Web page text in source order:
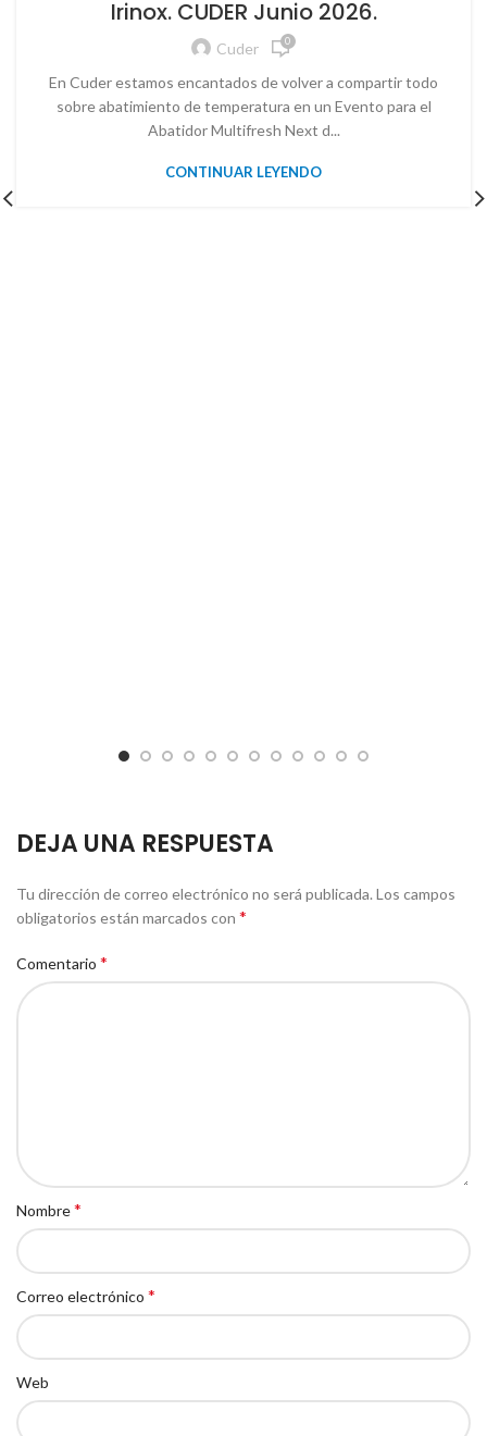
Irinox. CUDER Junio 2026.
Cuder 0
En Cuder estamos encantados de volver a compartir todo
sobre abatimiento de temperatura en un Evento para el
Abatidor Multifresh Next d...
CONTINUAR LEYENDO
DEJA UNA RESPUESTA
Tu dirección de correo electrónico no será publicada. Los campos
obligatorios están marcados con *
Comentario *
Nombre*
Correo electrónico *
Web